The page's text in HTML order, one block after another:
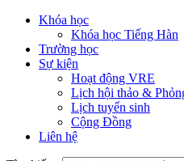
Khóa học
Khóa học Tiếng Hàn
Trường học
Sự kiện
Hoạt động VRE
Lịch hội thảo &
Lịch tuyển sinh
Cộng Đồng
Liên hệ